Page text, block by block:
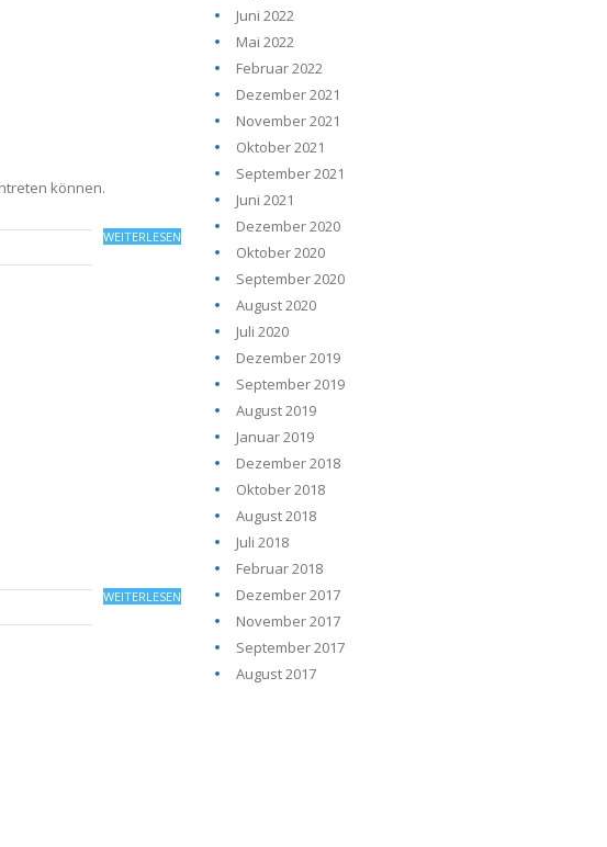
können.
WEITERLESEN
WEITERLESEN
Juni 2022
Mai 2022
Februar 2022
Dezember 2021
November 2021
Oktober 2021
September 2021
Juni 2021
Dezember 2020
Oktober 2020
September 2020
August 2020
Juli 2020
Dezember 2019
September 2019
August 2019
Januar 2019
Dezember 2018
Oktober 2018
August 2018
Juli 2018
Februar 2018
Dezember 2017
November 2017
September 2017
August 2017